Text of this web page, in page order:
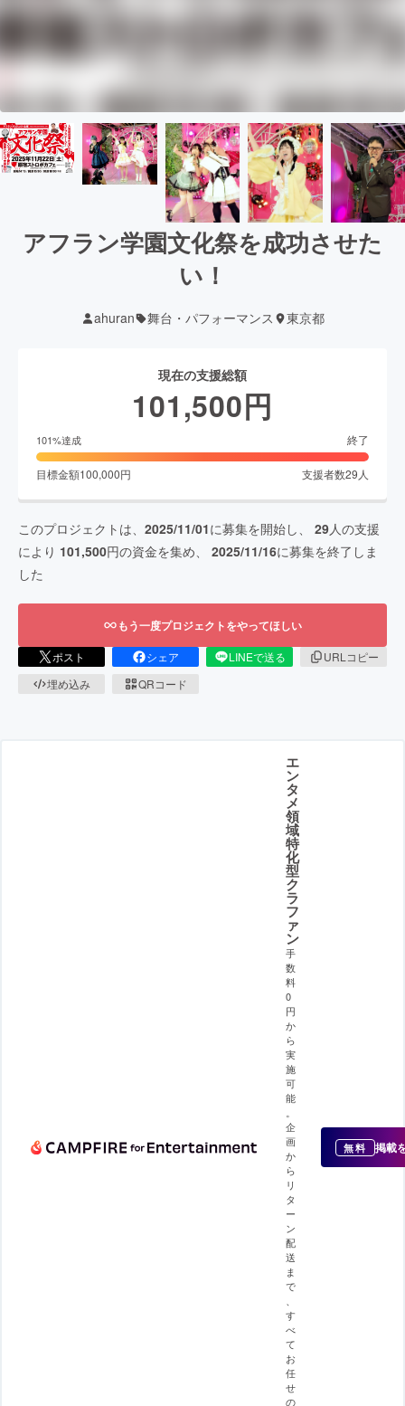
アフラン学園文化祭を成功させた
い！
ahuran 舞台・パフォーマンス 東京都
現在の支援総額
101,500円
101%達成 終了
目標金額100,000円 支援者数29 人
このプロジェクトは、 2025/11/01に募集を開始し、 29人の支援
により 101,500円の資金を集め、 2025/11/16に募集を終了しま
した
もう一度プロジェクトをやってほしい
ポスト シェア LINEで送る
URLコピー
埋め込み
QRコード
エ
ン
タ
メ
領
域
特
化
型
ク
ラ
フ
ァ
ン
手
数
料
0
円
か
ら
実
施
可
能
企
画
か
ら
リ
タ
ー
ン
配
送
ま
で
す
べ
て
お
任
せ
の
無料 掲載